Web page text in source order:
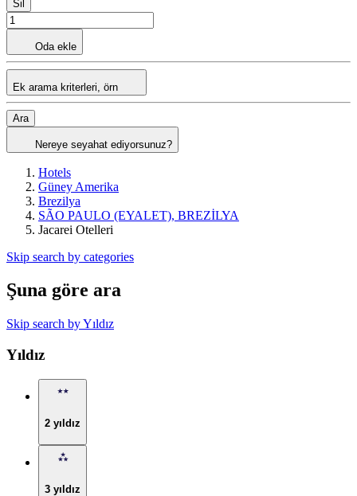
Sil
Oda ekle
Ek arama kriterleri, örn
Ara
Nereye seyahat ediyorsunuz?
Hotels
Güney Amerika
Brezilya
SÃO PAULO (EYALET), BREZİLYA
Jacarei Otelleri
Skip search by categories
Şuna göre ara
Skip search by Yıldız
Yıldız
2 yıldız
3 yıldız